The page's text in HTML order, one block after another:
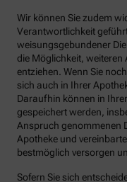
Wir können Sie zudem
Verantwortlichkeit
weisungsgebundener
die Möglichkeit, weiteren
entziehen. Wenn Sie
sich auch in Ihrer
Daraufhin können in
gespeichert werden,
Anspruch genommenen
Apotheke und
bestmöglich versorgen
Sofern Sie sich